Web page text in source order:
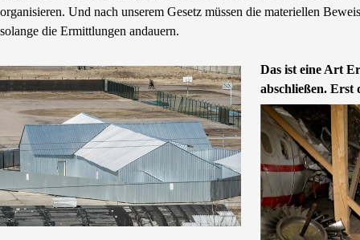
organisieren. Und nach unserem Gesetz müssen die materiellen
solange die Ermittlungen andauern.
Das ist eine Art
abschließen.